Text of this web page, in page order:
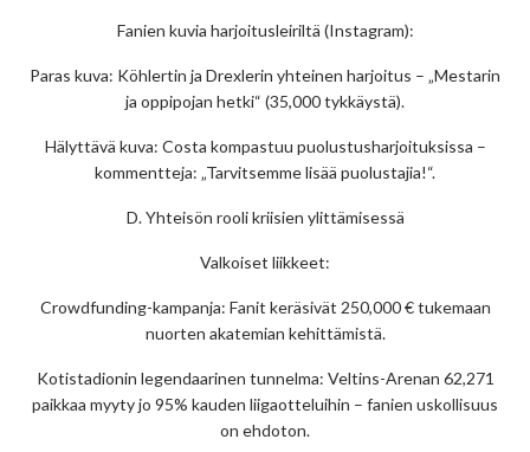
Fanien kuvia harjoitusleiriltä (Instagram):
Paras kuva: Köhlertin ja Drexlerin yhteinen harjoitus – „Mestarin
ja oppipojan hetki“ (35,000 tykkäystä).
Hälyttävä kuva: Costa kompastuu puolustusharjoituksissa –
kommentteja: „Tarvitsemme lisää puolustajia!“.
D. Yhteisön rooli kriisien ylittämisessä
Valkoiset liikkeet:
Crowdfunding-kampanja: Fanit keräsivät 250,000 € tukemaan
nuorten akatemian kehittämistä.
Kotistadionin legendaarinen tunnelma: Veltins-Arenan 62,271
paikkaa myyty jo 95% kauden liigaotteluihin – fanien uskollisuus
on ehdoton.